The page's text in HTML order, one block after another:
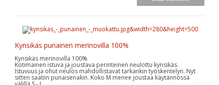
Kynsikäs punainen merinovilla 100%
Kynsikäs merinovilla 100%
Kotimainen istuva ja joustava perinteinen neulottu kynsikäs.
Istuvuus ja ohut neulos mahdollistavat tarkankin työskentelyn. Nyt
sitten saatiin punaisenakin. Koko M menee joustaa käytännössä